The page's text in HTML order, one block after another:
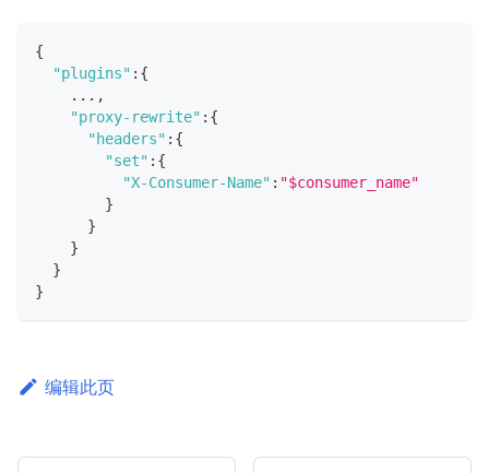
{
"plugins" : {
    ...
,
"proxy-rewrite" : {
"headers" : {
"set" : {
"X-Consumer-Name" : "$consumer_name"
}
}
}
}
}
编辑此页